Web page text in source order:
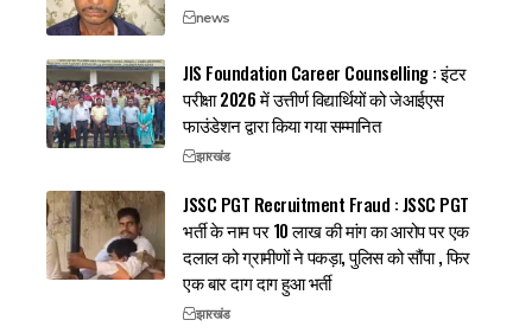
news
JIS Foundation Career Counselling : इंटर
परीक्षा 2026 में उत्तीर्ण विद्यार्थियों को जेआईएस
फाउंडेशन द्वारा किया गया सम्मानित
झारखंड
JSSC PGT Recruitment Fraud : JSSC PGT
भर्ती के नाम पर 10 लाख की मांग का आरोप पर एक
दलाल को ग्रामीणों ने पकड़ा, पुलिस को सौंपा , फिर
एक बार दाग दाग हुआ भर्ती
झारखंड